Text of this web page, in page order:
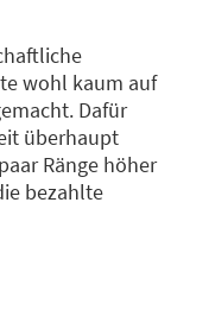
wohl kaum auf
Dafür
überhaupt
Ränge höher
bezahlte